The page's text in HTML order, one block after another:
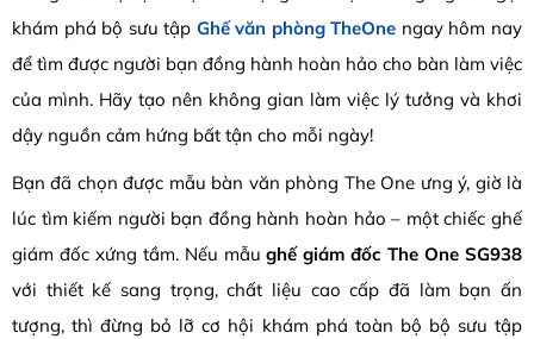
khám phá bộ sưu tập Ghế văn phòng TheOne ngay hôm nay
để tìm được người bạn đồng hành hoàn hảo cho bàn làm việc
của mình. Hãy tạo nên không gian làm việc lý tưởng và khơi
dậy nguồn cảm hứng bất tận cho mỗi ngày!
Bạn đã chọn được mẫu bàn văn phòng The One ưng ý, giờ là
lúc tìm kiếm người bạn đồng hành hoàn hảo – một chiếc ghế
giám đốc xứng tầm. Nếu mẫughế giám đốc The One SG938
với thiết kế sang trọng, chất liệu cao cấp đã làm bạn ấn
tượng, thì đừng bỏ lỡ cơ hội khám phá toàn bộ bộ sưu tập